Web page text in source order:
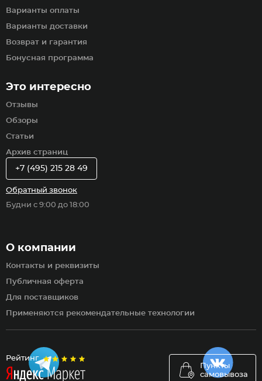
Рейтинг
Пункты
самовывоза
Варианты оплаты
Варианты доставки
Возврат и гарантия
Бонусная программа
Это интересно
Отзывы
Обзоры
Статьи
Архив страниц
О компании
Контакты и реквизиты
Публичная оферта
Для поставщиков
Применяются рекомендательные технологии
+7 (495) 215 28 49
Обратный звонок
Будни с 9:00 до 18:00